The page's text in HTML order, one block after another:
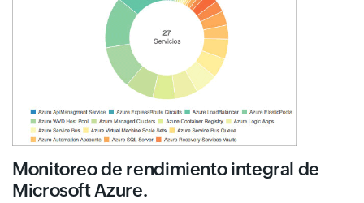
Monitoreo de rendimiento integral de
Microsoft Azure.